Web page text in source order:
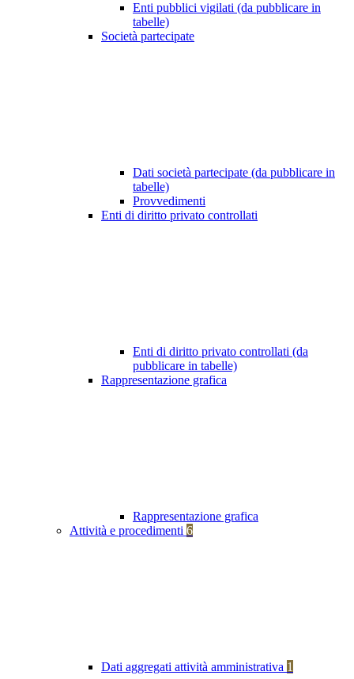
Enti pubblici vigilati (da pubblicare in
tabelle)
Società partecipate
Dati società partecipate (da pubblicare in
tabelle)
Provvedimenti
Enti di diritto privato controllati
Enti di diritto privato controllati (da
pubblicare in tabelle)
Rappresentazione grafica
Rappresentazione grafica
Attività e procedimenti 6
Dati aggregati attività amministrativa 1